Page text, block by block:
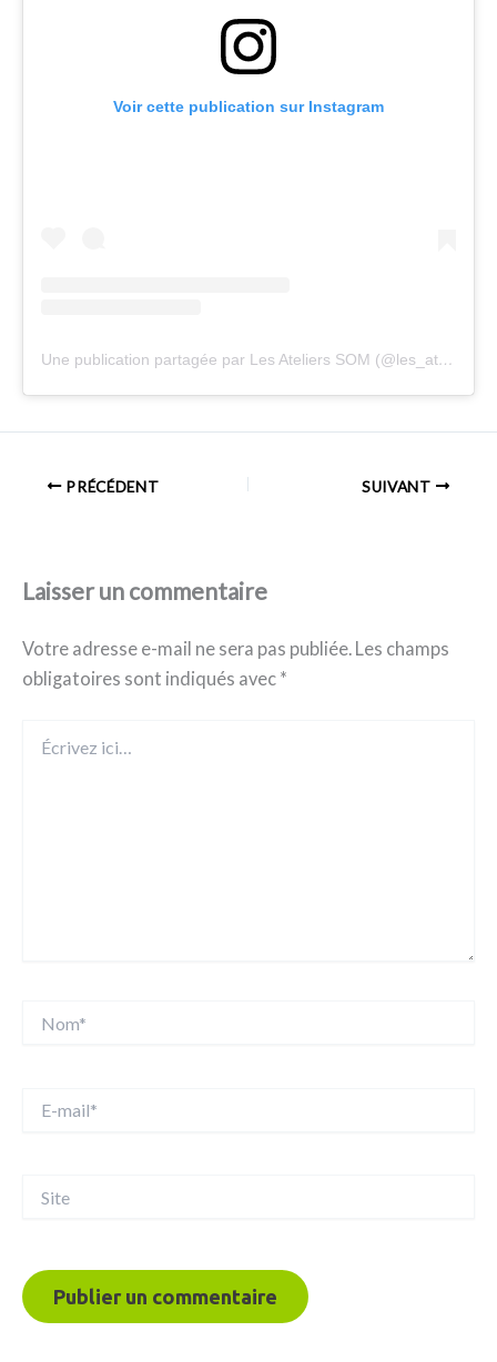
Voir cette publication sur Instagram
Une publication partagée par Les Ateliers SOM (@les_ateliers_som)
PRÉCÉDENT SUIVANT
Laisser un commentaire
Votre adresse e-mail ne sera pas publiée. Les champs
obligatoires sont indiqués avec *
ici…
mail*